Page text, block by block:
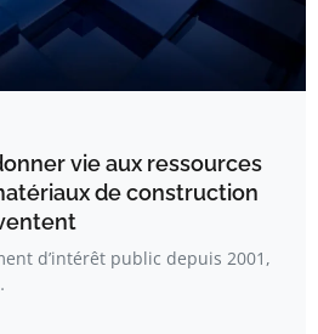
vie aux ressources
de construction
d’intérêt public depuis 2001,